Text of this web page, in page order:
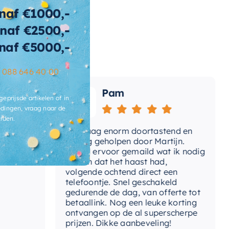
2-3 weken
Pam
Vandaag enorm doortastend en
prettig geholpen door Martijn.
Avond ervoor gemaild wat ik nodig
had en dat het haast had,
volgende ochtend direct een
telefoontje. Snel geschakeld
gedurende de dag, van offerte tot
betaallink. Nog een leuke korting
ontvangen op de al superscherpe
prijzen. Dikke aanbeveling!
€1000,-
€2500,-
€5000,-
088 646 40 00
artikelen of in
vraag naar de